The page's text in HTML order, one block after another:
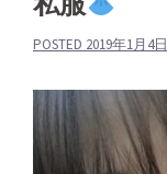
POSTED 2019年1月4日